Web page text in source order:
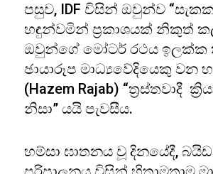
පසුව, IDF විසින් ඔවුන්ව
හඳුන්වමින් ප්‍රකාශයක් නිකුත්
ඔවුන්ගේ මෝටර් රථය ඉලක්ක
ඡායාරූප මාධ්‍යවේදියෙකු වන
(Hazem Rajab) “ත්‍රස්තවාදී
නිසා” යයි පැවසීය.
හම්සා ඝාතනය වූ දිනයේදී,